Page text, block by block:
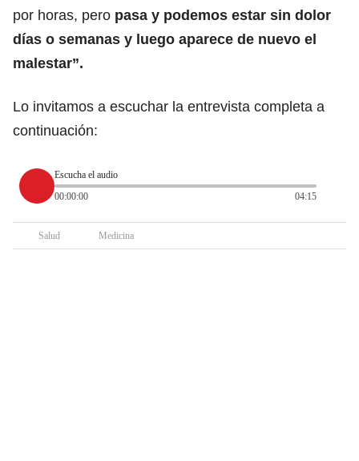
por horas, pero pasa y podemos estar sin dolor
días o semanas y luego aparece de nuevo el
malestar”.
Lo invitamos a escuchar la entrevista completa a
continuación:
Escucha el audio
00:00:00
04:15
Salud Medicina